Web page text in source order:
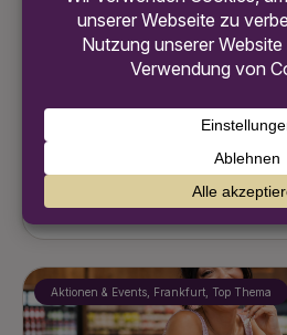
7. August 2026 um 18:58 Uhr
Mehr als Elvis: Was
verbindet –
Die Wanderausstellung „Mehr
Hessen und die USA wirklich
über Popkultur hinaus. Jetzt
Weiterlesen
Aktionen & Events, Frankfurt, Top Thema